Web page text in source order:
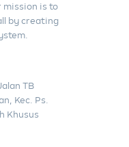
mission is to
by creating
TB
Kec. Ps.
Khusus